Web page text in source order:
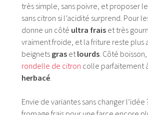
très simple, sans poivre, et proposer
sans citron si l’acidité surprend. Pour
donne un côté ultra frais et très
vraiment froide, et la friture reste plus
beignets gras etlourds. Côté
rondelle de citron colle parfaitement
herbacé.
Envie de variantes sans changer